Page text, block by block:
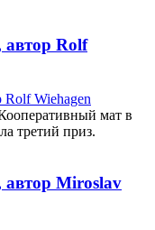
автор Rolf
мат в
третий приз.
автор Miroslav